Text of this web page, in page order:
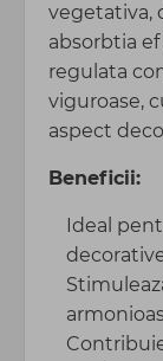
vegetativa,
absorbtia
regulata
viguroase,
aspect
Beneficii:
Ideal